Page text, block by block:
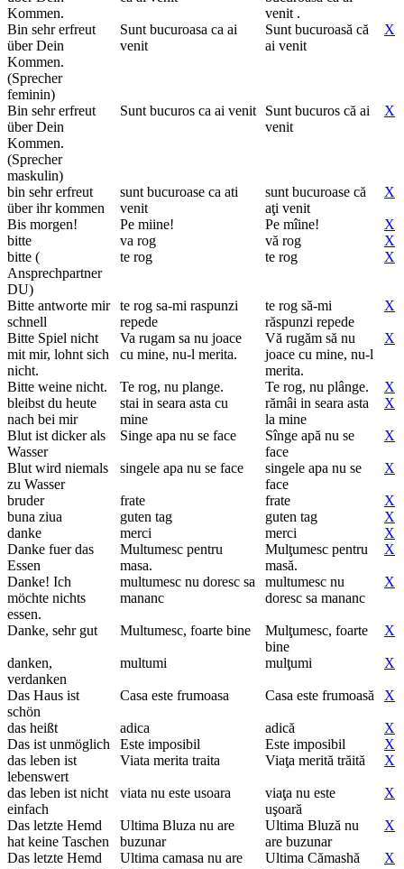
Kommen.
venit .
Bin sehr erfreut
über Dein
Kommen.
(Sprecher
feminin)
Sunt bucuroasa ca ai
venit
Sunt bucuroasă că
ai venit
X
Bin sehr erfreut
über Dein
Kommen.
(Sprecher
maskulin)
Sunt bucuros ca ai venit
Sunt bucuros că ai
venit
X
bin sehr erfreut
über ihr kommen
sunt bucuroase ca ati
venit
sunt bucuroase că
aţi venit
X
Bis morgen! Pe miine! Pe mîine!
X
bitte
va rog vă rog
X
bitte (
Ansprechpartner
DU)
te rog te rog X
Bitte antworte mir
schnell
te rog sa-mi raspunzi
repede
te rog să-mi
răspunzi repede
X
Bitte Spiel nicht
mit mir, lohnt sich
nicht.
Va rugam sa nu joace
cu mine, nu-l merita.
Vă rugăm să nu
joace cu mine, nu-l
merita.
X
Bitte weine nicht. Te rog, nu plange. Te rog, nu plânge.
X
bleibst du heute
nach bei mir
stai in seara asta cu
mine
rămâi in seara asta
la mine
X
Blut ist dicker als
Wasser
Singe apa nu se face
Sînge apă nu se
face
X
Blut wird niemals
zu Wasser
singele apa nu se face
singele apa nu se
face
X
bruder frate frate
X
buna ziua
guten tag guten tag
X
danke
merci merci
X
Danke fuer das
Essen
Multumesc pentru
masa.
Mulţumesc pentru
masă.
X
Danke! Ich
möchte nichts
essen.
multumesc nu doresc sa
mananc
multumesc nu
doresc sa mananc
X
Danke, sehr gut Multumesc, foarte bine
Mulţumesc, foarte
bine
X
danken,
verdanken
multumi mulţumi X
Das Haus ist
schön
Casa este frumoasa Casa este frumoasă X
das heißt adica adică
X
Das ist unmöglich
Este imposibil Este imposibil
X
das leben ist
lebenswert
Viata merita traita Viaţa merită trăită X
das leben ist nicht
einfach
viata nu este usoara
viaţa nu este
uşoară
X
Das letzte Hemd
hat keine Taschen
Ultima Bluza nu are
buzunar
Ultima Bluză nu
are buzunar
X
Das letzte Hemd
Ultima camasa nu are
Ultima Cămashă
X